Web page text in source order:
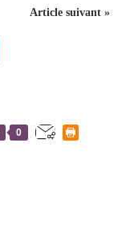
Article suivant »
0